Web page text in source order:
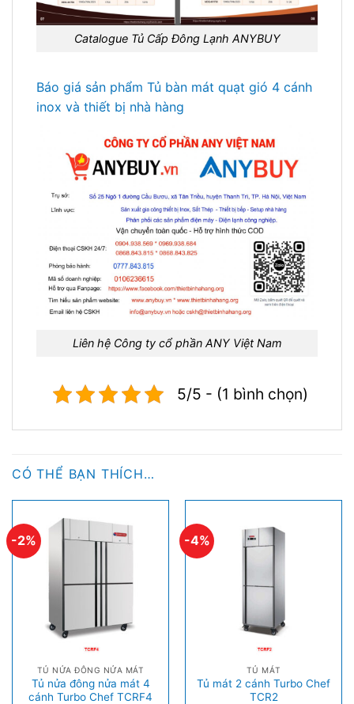
Catalogue Tủ Cấp Đông Lạnh ANYBUY
Báo giá sản phẩm Tủ bàn mát quạt gió 4 cánh
inox và thiết bị nhà hàng
Liên hệ Công ty cổ phần ANY Việt Nam
5/5 - (1 bình chọn)
CÓ THỂ BẠN THÍCH…
-2%
TỦ NỬA ĐÔNG NỬA MÁT
Tủ nửa đông nửa mát 4
cánh Turbo Chef TCRF4
-4%
TỦ MÁT
Tủ mát 2 cánh Turbo Chef
TCR2